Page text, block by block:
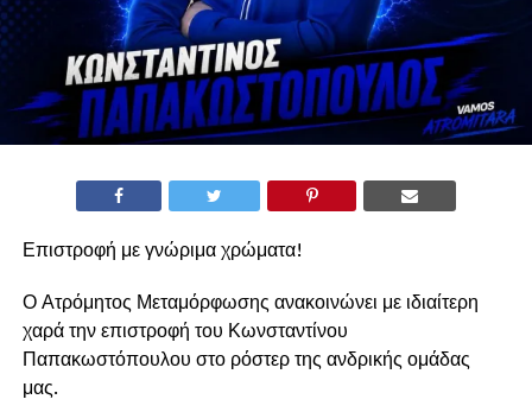
Επιστροφή με γνώριμα χρώματα!
Ο Ατρόμητος Μεταμόρφωσης ανακοινώνει με ιδιαίτερη
χαρά την επιστροφή του Κωνσταντίνου
Παπακωστόπουλου στο ρόστερ της ανδρικής ομάδας
μας.